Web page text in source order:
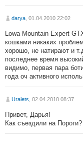
darya , 01.04.2010 22:02
Lowa Mountain Expert
кошками никаких
хорошо, не натирают и
последнее время
видимо, первая пара
года оч активного
Uralets , 02.04.2010 08:37
Привет, Дарья!
Как съездили на Пороги?